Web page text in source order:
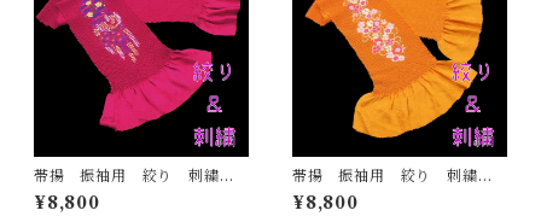
帯揚 振袖用 絞り 刺繍
赤紫 正絹 日本製 着物
ふりそで ママ振 成人式
¥8,800
帯揚 振袖用 絞り 刺繍
山吹色 正絹 日本製 着
物 ふりそで ママ振 成人
¥8,800